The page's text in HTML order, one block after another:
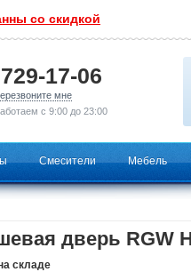
со скидкой
729-17-06
мне
с 9:00 до 23:00
Смесители Мебель
дверь RGW
складе